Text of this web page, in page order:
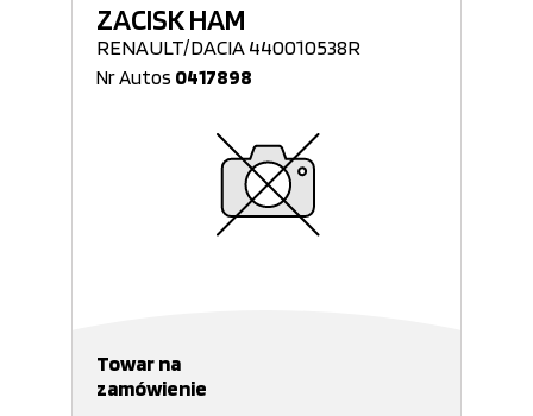
ZACISK HAM
RENAULT/DACIA 440010538R
Nr Autos 0417898
Towar na
zamówienie